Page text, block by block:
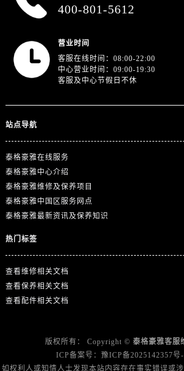
400-801-5612
营业时间
客服在线时间：08:00-22:00
中心营业时间：09:00-19:30
客服及中心节假日不休
站点导航
泰格豪雅在线服务
泰格豪雅中心介绍
泰格豪雅维修及保养项目
泰格豪雅中国区服务网点
泰格豪雅最新资讯及保养知识
热门标签
查看维修相关文档
查看保养相关文档
查看配件相关文档
版权所有： Copyright © 泰格豪雅客服
ICP备案号： 豫ICP备2025142357号
如权利人或知情人士发现本站内容存在事实错误或